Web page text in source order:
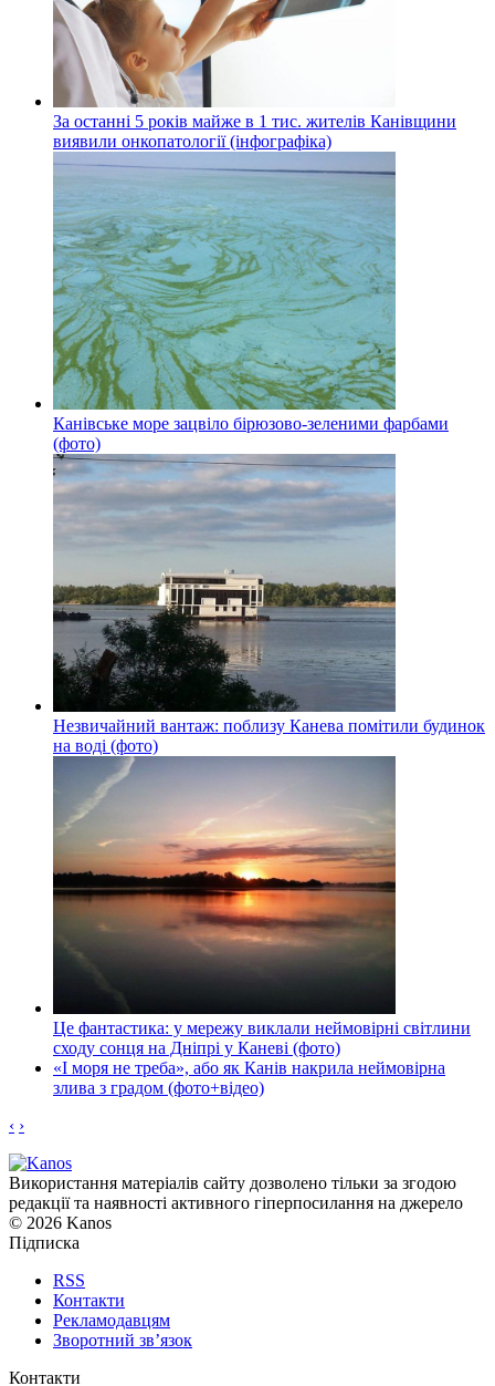
За останні 5 років майже в 1 тис. жителів Канівщини
виявили онкопатології (інфографіка)
Канівське море зацвіло бірюзово-зеленими фарбами
(фото)
Незвичайний вантаж: поблизу Канева помітили будинок
на воді (фото)
Це фантастика: у мережу виклали неймовірні світлини
сходу сонця на Дніпрі у Каневі (фото)
«І моря не треба», або як Канів накрила неймовірна
злива з градом (фото+відео)
‹ ›
Використання матеріалів сайту дозволено тільки за згодою
редакції та наявності активного гіперпосилання на джерело
© 2026 Kanos
Підписка
RSS
Контакти
Рекламодавцям
Зворотний зв’язок
Контакти